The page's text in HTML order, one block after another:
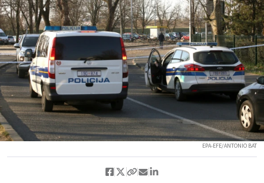
EPA-EFE/ANTONIO BAT